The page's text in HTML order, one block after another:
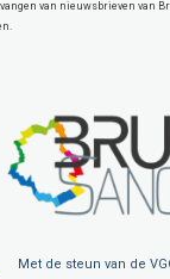
van nieuwsbrieven van
Met de steun van de